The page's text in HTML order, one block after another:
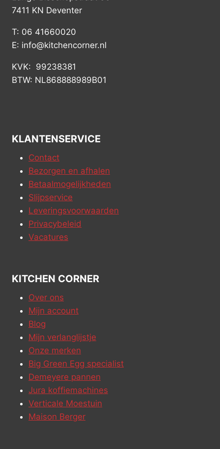
7411 KN Deventer
T: 06 41660020
E: info@kitchencorner.nl
KVK: 99238381
BTW: NL868888989B01
KLANTENSERVICE
Contact
Bezorgen en afhalen
Betaalmogelijkheden
Slijpservice
Leveringsvoorwaarden
Privacybeleid
Vacatures
KITCHEN CORNER
Over ons
Mijn account
Blog
Mijn verlanglijstje
Onze merken
Big Green Egg specialist
Demeyere pannen
Jura koffiemachines
Verticale Moestuin
Maison Berger